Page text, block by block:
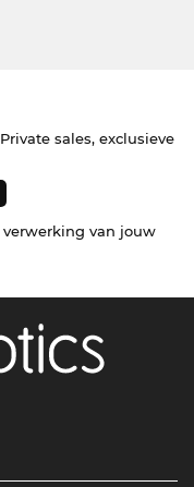
sales, exclusieve
van jouw